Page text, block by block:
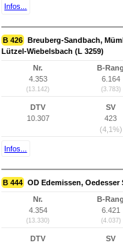
Infos...
B 426 Breuberg-Sandbach,
Lützel-Wiebelsbach (L 3259)
Nr.
4.353
(13.142)
B-Rang
6.164
(3.783)
DTV
10.307
SV
423
(4,1%)
Infos...
B 444 OD Edemissen, Oedesser
Nr.
4.354
(13.330)
B-Rang
6.421
(4.037)
DTV
SV